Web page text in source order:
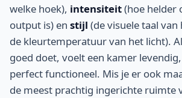
welke hoek), intensiteit(hoe helder
output is) en stijl (de visuele taal
de kleurtemperatuur van het licht).
goed doet, voelt een kamer
perfect functioneel. Mis je er ook
de meest prachtig ingerichte ruimte